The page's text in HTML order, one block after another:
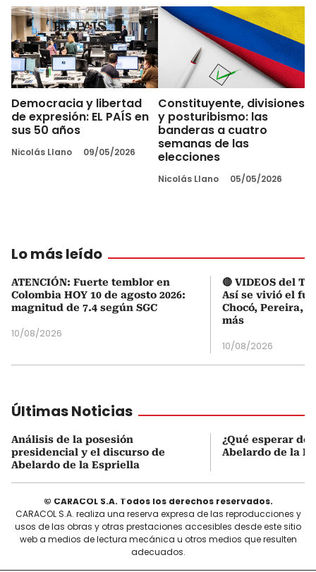
Democracia y libertad
de expresión: EL PAÍS en
sus 50 años
Nicolás Llano 09/05/2026
Constituyente, divisiones
y posturibismo: las
banderas a cuatro
semanas de las
elecciones
Nicolás Llano 05/05/2026
Lo más leído
ATENCIÓN: Fuerte temblor en
Colombia HOY 10 de agosto 2026:
magnitud de 7.4 según SGC
10/08/2026
🔴 VIDEOS del
Así se vivió el
Chocó, Pereira,
más
10/08/2026
Últimas Noticias
Análisis de la posesión
presidencial y el discurso de
Abelardo de la Espriella
¿Qué esperar de
Abelardo de la
© CARACOL S.A. Todos los derechos reservados.
CARACOL S.A. realiza una reserva expresa de las reproducciones y
usos de las obras y otras prestaciones accesibles desde este sitio
web a medios de lectura mecánica u otros medios que resulten
adecuados.